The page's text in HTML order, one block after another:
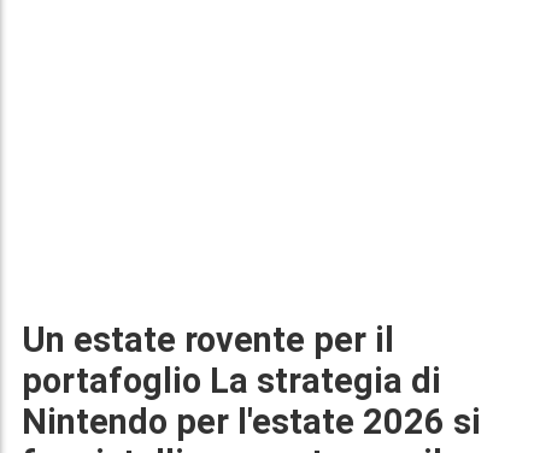
Un estate rovente per il
portafoglio La strategia di
Nintendo per l'estate 2026 si